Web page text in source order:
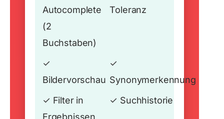
Autocomplete
(2
Buchstaben)
Toleranz
✓
Bildervorschau
✓
Synonymerkennung
✓ Filter in
Ergebnissen
✓ Suchhistorie